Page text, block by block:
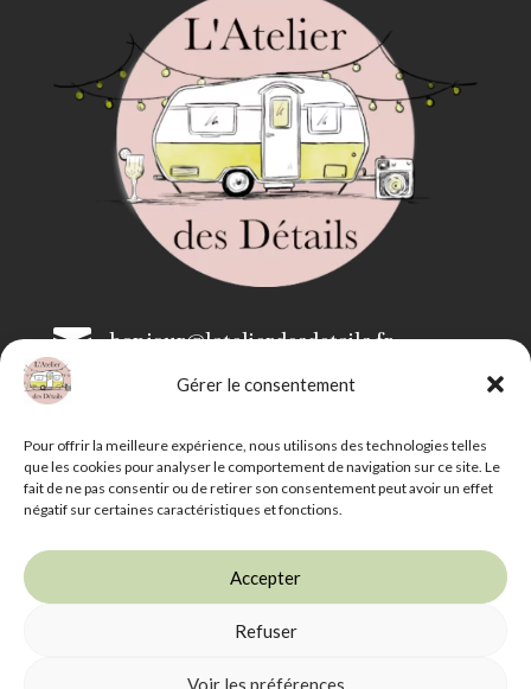
Gérer le consentement
Pour offrir la meilleure expérience, nous utilisons des technologies telles
que les cookies pour analyser le comportement de navigation sur ce site. Le
fait de ne pas consentir ou de retirer son consentement peut avoir un effet
négatif sur certaines caractéristiques et fonctions.
Accepter
Refuser
Voir les préférences
 bonjour@latelierdesdetails.fr
Livraison et retrait